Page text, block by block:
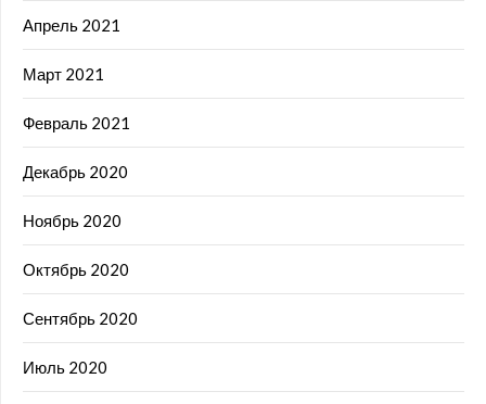
Апрель 2021
Март 2021
Февраль 2021
Декабрь 2020
Ноябрь 2020
Октябрь 2020
Сентябрь 2020
Июль 2020